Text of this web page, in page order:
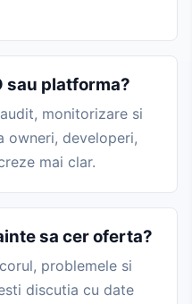
sau platforma?
monitorizare si
owneri, developeri,
mai clar.
sa cer oferta?
problemele si
discutia cu date